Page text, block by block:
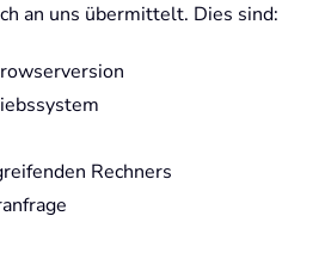
an uns übermittelt. Dies sind:
Rechners